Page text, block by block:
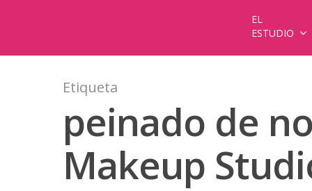
EL
ESTUDIO
Etiqueta
peinado de
Makeup